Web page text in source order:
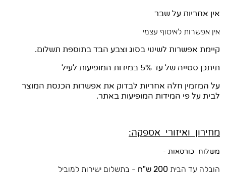
אין אחריות על שבר
אין אפשרות לאיסוף עצמי
קיימת אפשרות לשינוי בסוג וצבע הבד בתוספת תשלום.
תיתכן סטייה של עד 5% במידות המופיעות לעיל
על המזמין חלה אחריות לבדוק את אפשרות הכנסת המוצר
לבית על פי המידות המופיעות באתר.
מחירון ואיזורי אספקה:
משלוח כורסאות -
הובלה עד הבית 200 ש"ח - בתשלום ישירות למוביל